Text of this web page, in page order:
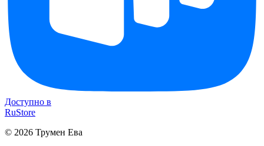
Доступно в
RuStore
© 2026 Трумен Ева